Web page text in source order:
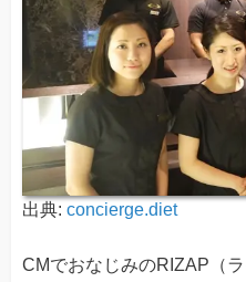
出典: concierge.diet
CMでおなじみのRIZAP（